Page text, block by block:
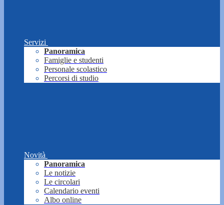
Servizi
Panoramica
Famiglie e studenti
Personale scolastico
Percorsi di studio
Novità
Panoramica
Le notizie
Le circolari
Calendario eventi
Albo online